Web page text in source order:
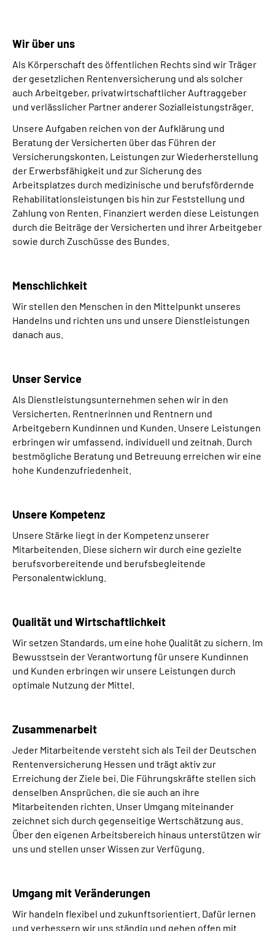
Wir über uns
Als Körperschaft des öffentlichen Rechts sind wir Träger
der gesetzlichen Rentenversicherung und als solcher
auch Arbeitgeber, privatwirtschaftlicher Auftraggeber
und verlässlicher Partner anderer Sozialleistungsträger.
Unsere Aufgaben reichen von der Aufklärung und
Beratung der Versicherten über das Führen der
Versicherungskonten, Leistungen zur Wiederherstellung
der Erwerbsfähigkeit und zur Sicherung des
Arbeitsplatzes durch medizinische und berufsfördernde
Rehabilitationsleistungen bis hin zur Feststellung und
Zahlung von Renten. Finanziert werden diese Leistungen
durch die Beiträge der Versicherten und ihrer Arbeitgeber
sowie durch Zuschüsse des Bundes.
Menschlichkeit
Wir stellen den Menschen in den Mittelpunkt unseres
Handelns und richten uns und unsere Dienstleistungen
danach aus.
Unser Service
Als Dienstleistungsunternehmen sehen wir in den
Versicherten, Rentnerinnen und Rentnern und
Arbeitgebern Kundinnen und Kunden. Unsere Leistungen
erbringen wir umfassend, individuell und zeitnah. Durch
bestmögliche Beratung und Betreuung erreichen wir eine
hohe Kundenzufriedenheit.
Unsere Kompetenz
Unsere Stärke liegt in der Kompetenz unserer
Mitarbeitenden. Diese sichern wir durch eine gezielte
berufsvorbereitende und berufsbegleitende
Personalentwicklung.
Qualität und Wirtschaftlichkeit
Wir setzen Standards, um eine hohe Qualität zu sichern. Im
Bewusstsein der Verantwortung für unsere Kundinnen
und Kunden erbringen wir unsere Leistungen durch
optimale Nutzung der Mittel.
Zusammenarbeit
Jeder Mitarbeitende versteht sich als Teil der Deutschen
Rentenversicherung Hessen und trägt aktiv zur
Erreichung der Ziele bei. Die Führungskräfte stellen sich
denselben Ansprüchen, die sie auch an ihre
Mitarbeitenden richten. Unser Umgang miteinander
zeichnet sich durch gegenseitige Wertschätzung aus.
Über den eigenen Arbeitsbereich hinaus unterstützen wir
uns und stellen unser Wissen zur Verfügung.
Umgang mit Veränderungen
Wir handeln flexibel und zukunftsorientiert. Dafür lernen
und verbessern wir uns ständig und gehen offen mit